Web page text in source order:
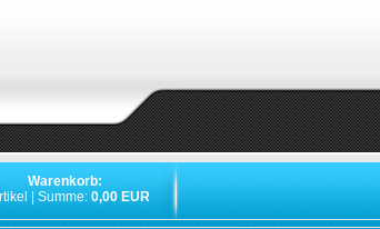
Warenkorb:
| Summe: 0,00 EUR